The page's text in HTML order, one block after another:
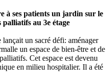
à ses patients un jardin sur le
au 3e étage
un sacré défi: aménager
un espace de bien-être et de
Cet espace est devenu
en milieu hospitalier. Il a été